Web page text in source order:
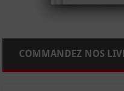
COMMANDEZ NOS